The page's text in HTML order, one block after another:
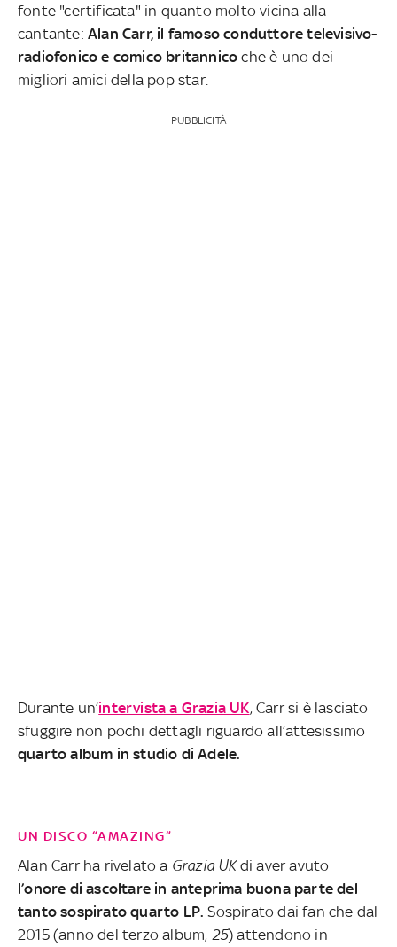
fonte "certificata" in quanto molto vicina alla
cantante: Alan Carr, il famoso conduttore televisivo-
radiofonico e comico britannico che è uno dei
migliori amici della pop star.
PUBBLICITÀ
Durante un’intervista a Grazia UK, Carr si è lasciato
sfuggire non pochi dettagli riguardo all’attesissimo
quarto album in studio di Adele.
UN DISCO “AMAZING”
Alan Carr ha rivelato a Grazia UKdi aver avuto
l’onore di ascoltare in anteprima buona parte del
tanto sospirato quarto LP. Sospirato dai fan che dal
2015 (anno del terzo album, 25) attendono in